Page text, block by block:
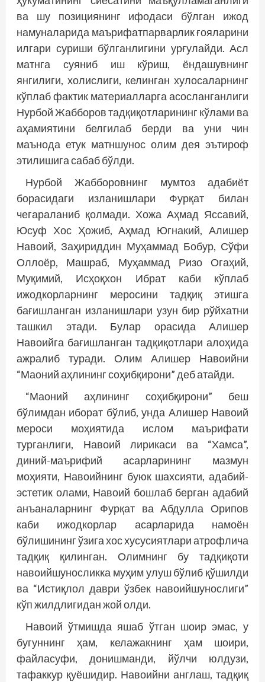
ва шу позициянинг ифодаси бўлган ижод
намуналарида маърифатпарварлик ғояларини
илгари суриши бўлганлигини урғулайди. Асл
матнга суяниб иш кўриш, ёндашувнинг
янгилиги, холислиги, келинган хулосаларнинг
кўплаб фактик материалларга асосланганлиги
Нурбой Жабборов тадқиқотларининг кўлами ва
аҳамиятини белгилаб берди ва уни чин
маънода етук матншунос олим дея эътироф
этилишига сабаб бўлди.
Нурбой Жабборовнинг мумтоз адабиёт
борасидаги изланишлари Фурқат билан
чегараланиб қолмади. Хожа Аҳмад Яссавий,
Юсуф Хос Ҳожиб, Аҳмад Югнакий, Алишер
Навоий, Заҳириддин Муҳаммад Бобур, Сўфи
Оллоёр, Машраб, Муҳаммад Ризо Огаҳий,
Муқимий, Исҳоқхон Ибрат каби кўплаб
ижодкорларнинг меросини тадқиқ этишга
бағишланган изланишлари узун бир рўйхатни
ташкил этади. Булар орасида Алишер
Навоийга бағишланган тадқиқотлари алоҳида
ажралиб туради. Олим Алишер Навоийни
“Маоний аҳлининг соҳибқирони” деб атайди.
“Маоний аҳлининг соҳибқирони” беш
бўлимдан иборат бўлиб, унда Алишер Навоий
мероси моҳиятида ислом маърифати
турганлиги, Навоий лирикаси ва “Хамса”,
диний-маърифий асарларининг мазмун
моҳияти, Навоийнинг буюк шахсияти, адабий-
эстетик олами, Навоий бошлаб берган адабий
анъаналарнинг Фурқат ва Абдулла Орипов
каби ижодкорлар асарларида намоён
бўлишининг ўзига хос хусусиятлари атрофлича
тадқиқ қилинган. Олимнинг бу тадқиқоти
навоийшуносликка муҳим улуш бўлиб қўшилди
ва “Истиқлол даври ўзбек навоийшунослиги”
кўп жилдлигидан жой олди.
Навоий ўтмишда яшаб ўтган шоир эмас, у
бугуннинг ҳам, келажакнинг ҳам шоири,
файласуфи, донишманди, йўлчи юлдузи,
тафаккур қуёшидир. Навоийни англаш, тадқиқ